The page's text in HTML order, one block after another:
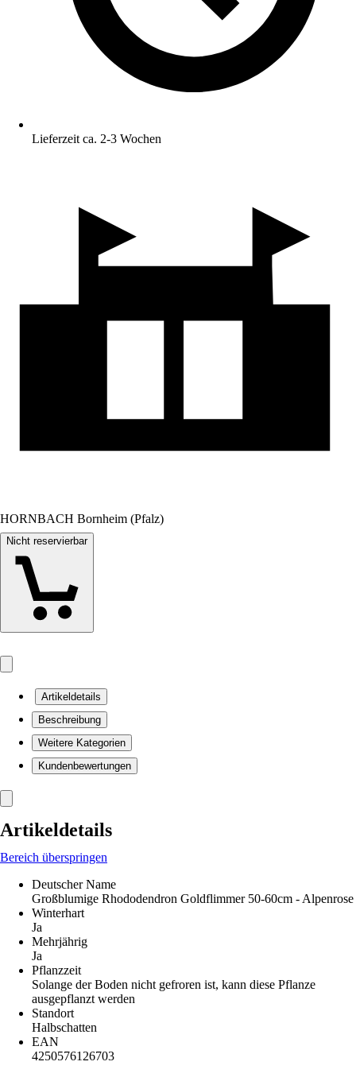
Lieferzeit ca. 2-3 Wochen
HORNBACH Bornheim (Pfalz)
Nicht reservierbar
Artikeldetails
Beschreibung
Weitere Kategorien
Kundenbewertungen
Artikeldetails
Bereich überspringen
Deutscher Name
Großblumige Rhododendron Goldflimmer 50-60cm - Alpenrose
Winterhart
Ja
Mehrjährig
Ja
Pflanzzeit
Solange der Boden nicht gefroren ist, kann diese Pflanze
ausgepflanzt werden
Standort
Halbschatten
EAN
4250576126703